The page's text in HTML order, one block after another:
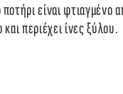
είναι φτιαγμένο
περιέχει ίνες ξύλου.